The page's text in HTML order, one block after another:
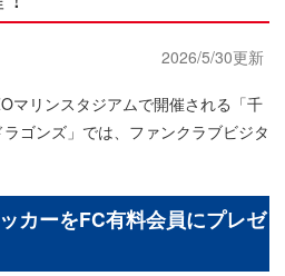
2026/5/30更新
マリンスタジアムで開催される「千
ゴンズ」では、ファンクラブビジタ
カーをFC有料会員にプレゼ